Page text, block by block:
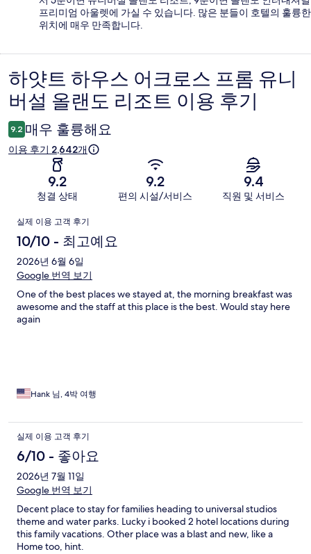
프리미엄 아울렛에 가실 수 있습니다. 많은 분들이 호텔의 훌륭한
위치에 매우 만족합니다.
이
용
후
기
하얏트 하우스 어크로스 프롬 유니
버설 올랜도 리조트 이용 후기
9.2 매우 훌륭해요
이용 후기 2,642개
9.2
청결 상태
9.2
편의 시설/서비스
9.4
직원 및 서비스
이
용
후
기
실제 이용 고객 후기
10/10 - 최고예요
2026년 6월 6일
Google 번역 보기
One of the best places we stayed at, the morning breakfast was
awesome and the staff at this place is the best. Would stay here
again
Hank 님, 4박 여행
실제 이용 고객 후기
6/10 - 좋아요
2026년 7월 11일
Google 번역 보기
Decent place to stay for families heading to universal studios
theme and water parks. Lucky i booked 2 hotel locations during
this family vacations. Other place was a blast and new, like a
Home too, hint.